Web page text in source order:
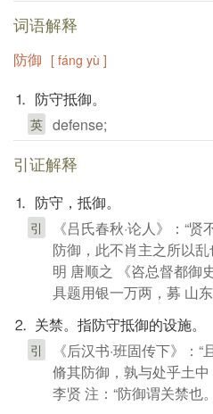
词语解释
防御 [ fáng yù ]
⒈ 防守抵御。
英 defense;
引证解释
⒈ 防守，抵御。
引
《吕氏春秋·论人》：“
防御，此不肖主之所以乱
明 唐顺之 《咨总督都御
具题用银一万两，募 山
⒉ 关禁。指防守抵御的设施。
引
《后汉书·班固传下》：
脩其防御，孰与处乎土
李贤 注：“防御谓关禁也